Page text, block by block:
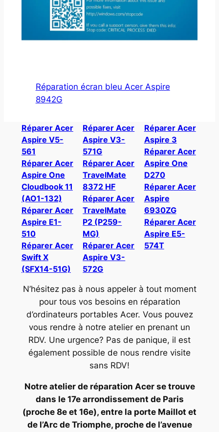
Réparation écran bleu Acer Aspire
8942G
Réparer Acer
Aspire V5-
561
Réparer Acer
Aspire One
Cloudbook 11
(AO1-132)
Réparer Acer
Aspire E1-
510
Réparer Acer
Swift X
(SFX14-51G)
Réparer Acer
Aspire V3-
571G
Réparer Acer
TravelMate
8372 HF
Réparer Acer
TravelMate
P2 (P259-
MG)
Réparer Acer
Aspire V3-
572G
Réparer Acer
Aspire 3
Réparer Acer
Aspire One
D270
Réparer Acer
Aspire
6930ZG
Réparer Acer
Aspire E5-
574T
N’hésitez pas à nous appeler à tout moment
pour tous vos besoins en réparation
d’ordinateurs portables Acer. Vous pouvez
vous rendre à notre atelier en prenant un
RDV. Une urgence? Pas de panique, il est
également possible de nous rendre visite
sans RDV!
Notre atelier de réparation Acer se trouve
dans le 17e arrondissement de Paris
(proche 8e et 16e), entre la porte Maillot et
de l’Arc de Triomphe, proche de l’avenue